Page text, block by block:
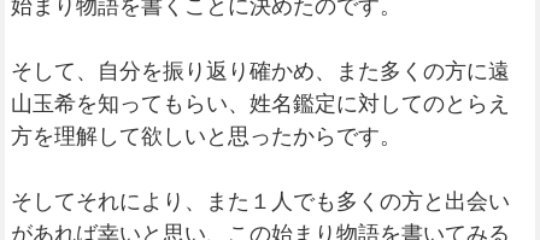
始まり物語を書くことに決めたのです。
そして、自分を振り返り確かめ、また多くの方に遠
山玉希を知ってもらい、姓名鑑定に対してのとらえ
方を理解して欲しいと思ったからです。
そしてそれにより、また１人でも多くの方と出会い
があれば幸いと思い、この始まり物語を書いてみる